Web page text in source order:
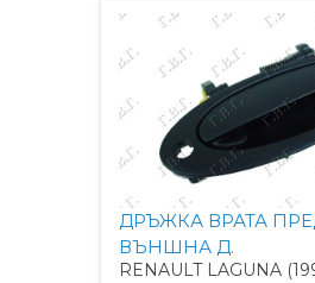
ДРЪЖКА ВРАТА
ВЪНШНА Д.
RENAULT LAGUNA